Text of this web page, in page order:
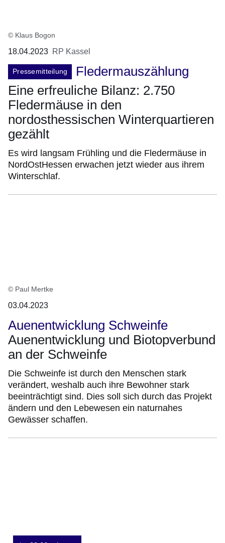
© Klaus Bogon
18.04.2023 RP Kassel
Pressemitteilung
Fledermauszählung
Eine erfreuliche Bilanz: 2.750
Fledermäuse in den
nordosthessischen Winterquartieren
gezählt
Es wird langsam Frühling und die Fledermäuse in
NordOstHessen erwachen jetzt wieder aus ihrem
Winterschlaf.
© Paul Mertke
03.04.2023
Auenentwicklung Schweinfe
Auenentwicklung und Biotopverbund
an der Schweinfe
Die Schweinfe ist durch den Menschen stark
verändert, weshalb auch ihre Bewohner stark
beeinträchtigt sind. Dies soll sich durch das Projekt
ändern und den Lebewesen ein naturnahes
Gewässer schaffen.